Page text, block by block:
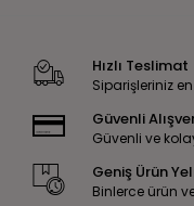
Hızlı Teslimat
Siparişleriniz
Güvenli
Güvenli ve
Geniş Ürün
Binlerce ürün